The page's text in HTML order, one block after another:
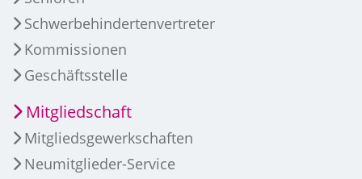
Schwerbehindertenvertreter
Kommissionen
Geschäftsstelle
Mitgliedschaft
Mitgliedsgewerkschaften
Neumitglieder-Service